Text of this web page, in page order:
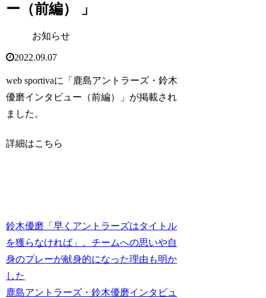
ー（前編） 」
お知らせ
2022.09.07
web sportivaに「鹿島アントラーズ・鈴木
優磨インタビュー（前編）」が掲載され
ました。
詳細はこちら
鈴木優磨「早くアントラーズはタイトル
を獲らなければ」。チームへの思いや自
身のプレーが献身的になった理由も明か
した
鹿島アントラーズ・鈴木優磨インタビュ